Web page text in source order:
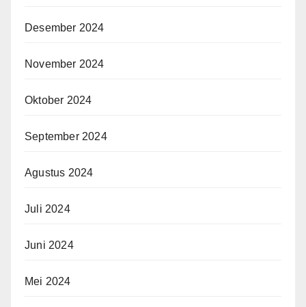
Desember 2024
November 2024
Oktober 2024
September 2024
Agustus 2024
Juli 2024
Juni 2024
Mei 2024